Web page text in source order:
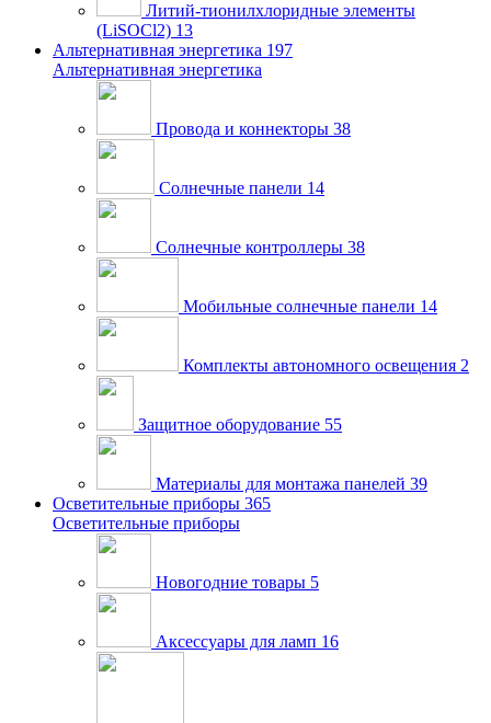
Литий-тионилхлоридные элементы
(LiSOCl2) 13
Альтернативная энергетика 197
Альтернативная энергетика
Провода и коннекторы 38
Солнечные панели 14
Солнечные контроллеры 38
Мобильные солнечные панели 14
Комплекты автономного освещения 2
Защитное оборудование 55
Материалы для монтажа панелей 39
Осветительные приборы 365
Осветительные приборы
Новогодние товары 5
Аксессуары для ламп 16